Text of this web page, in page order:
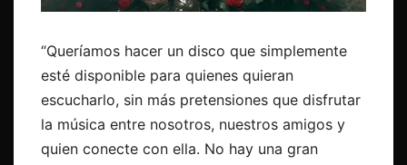
“Queríamos hacer un disco que simplemente
esté disponible para quienes quieran
escucharlo, sin más pretensiones que disfrutar
la música entre nosotros, nuestros amigos y
quien conecte con ella. No hay una gran